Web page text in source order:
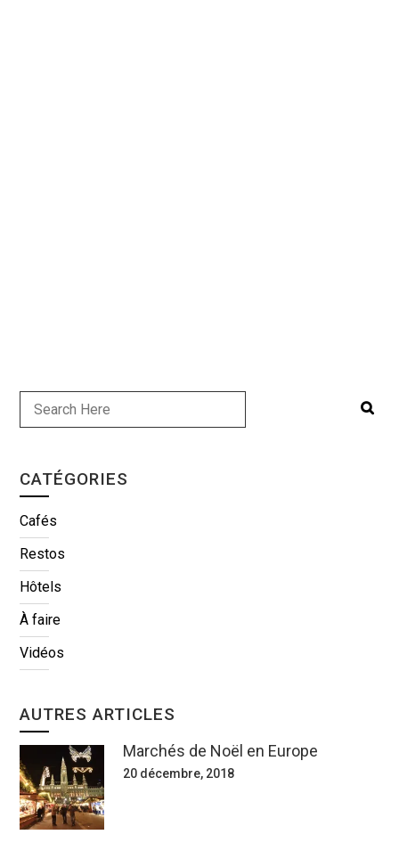
CATÉGORIES
Cafés
Restos
Hôtels
À faire
Vidéos
AUTRES ARTICLES
Marchés de Noël en Europe
20 décembre, 2018